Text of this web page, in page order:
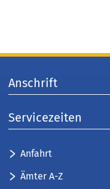
Anschrift
Servicezeiten
Anfahrt
Ämter A-Z